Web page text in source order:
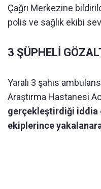
Çağrı Merkezine
polis ve sağlık ekibi
3 ŞÜPHELİ
Yaralı 3 şahıs
Araştırma Hastanesi
gerçekleştirdiği iddia
ekiplerince